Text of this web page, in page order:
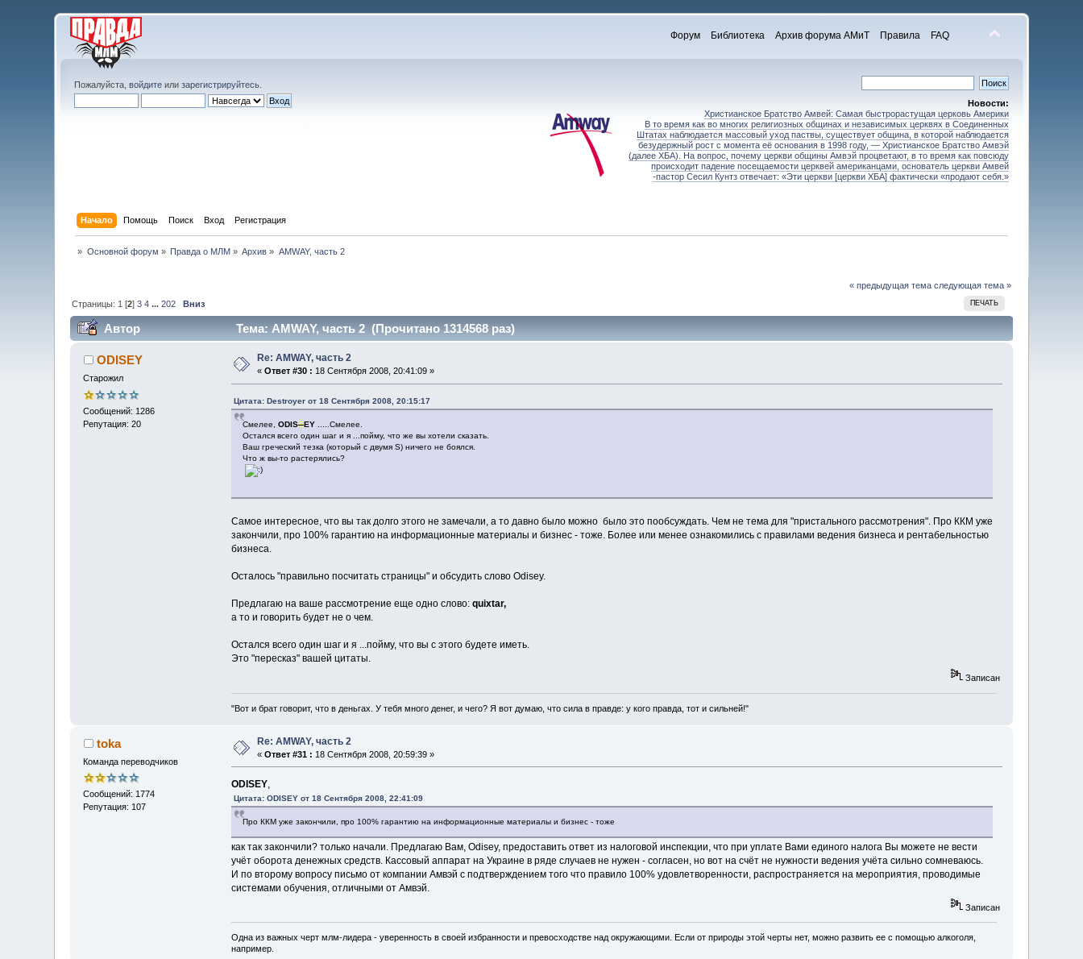
Форум Библиотека Архив форума АМиТ Правила FAQ
Пожалуйста,войдите илизарегистрируйтесь
Новости:
Христианское Братство Амвей: Самая быстрорастущая церковь Америки
В то время как во многих религиозных общинах и независимых церквях в Соединенных
Штатах наблюдается массовый уход паствы, существует община, в которой наблюдается
безудержный рост с момента её основания в 1998 году, — Христианское Братство Амвэй
(далее ХБА). На вопрос, почему церкви общины Амвэй процветают, в то время как повсюду
происходит падение посещаемости церквей американцами, основатель церкви Амвей
-пастор Сесил Кунтз отвечает: «Эти церкви [церкви ХБА] фактически «продают себя.»
Начало Помощь Поиск Вход Регистрация
» Основной форум » Правда о МЛМ » Архив » AMWAY, часть 2
« предыдущая тема следующая тема »
ПЕЧАТЬ
Страницы: 1 [2]3 4 ...202 Вниз
Автор Тема: AMWAY, часть 2 (Прочитано 1314568 раз)
ODISEY
Старожил
Сообщений: 1286
Репутация: 20
Re: AMWAY, часть 2
«Ответ #30 : 18 Сентября 2008, 20:41:09 »
Цитата: Destroyer от 18 Сентября 2008, 20:15:17
Смелее, ODISSEY .....Смелее.
Остался всего один шаг и я ...пойму, что же вы хотели сказать.
Ваш греческий тезка (который с двумя S) ничего не боялся.
Что ж вы-то растерялись?
Самое интересное, что вы так долго этого не замечали, а то давно было можно было это пообсуждать. Чем не тема для "пристального рассмотрения". Про ККМ уже
закончили, про 100% гарантию на информационные материалы и бизнес - тоже. Более или менее ознакомились с правилами ведения бизнеса и рентабельностью
бизнеса.
Осталось "правильно посчитать страницы" и обсудить слово Odisey.
Предлагаю на ваше рассмотрение еще одно слово: quixtar,
а то и говорить будет не о чем.
Остался всего один шаг и я ...пойму, что вы с этого будете иметь.
Это "пересказ" вашей цитаты.
Записан
"Вот и брат говорит, что в деньгах. У тебя много денег, и чего? Я вот думаю, что сила в правде: у кого правда, тот и сильней!"
toka
Команда переводчиков
Сообщений: 1774
Репутация: 107
Re: AMWAY, часть 2
«Ответ #31 : 18 Сентября 2008, 20:59:39 »
ODISEY,
Цитата: ODISEY от 18 Сентября 2008, 22:41:09
Про ККМ уже закончили, про 100% гарантию на информационные материалы и бизнес - тоже
как так закончили? только начали. Предлагаю Вам, Odisey, предоставить ответ из налоговой инспекции, что при уплате Вами единого налога Вы можете не вести
учёт оборота денежных средств. Кассовый аппарат на Украине в ряде случаев не нужен - согласен, но вот на счёт не нужности ведения учёта сильно сомневаюсь.
И по второму вопросу письмо от компании Амвэй с подтверждением того что правило 100% удовлетворенности, распространяется на мероприятия, проводимые
системами обучения, отличными от Амвэй.
Записан
Одна из важных черт млм-лидера - уверенность в своей избранности и превосходстве над окружающими. Если от природы этой черты нет, можно развить ее с помощью алкоголя,
например.